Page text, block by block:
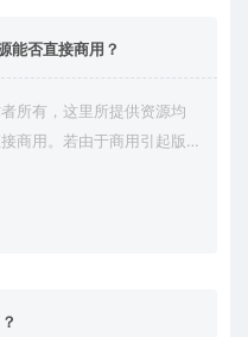
能否直接商用？
所有，这里所提供资源均
商用。若由于商用引起版